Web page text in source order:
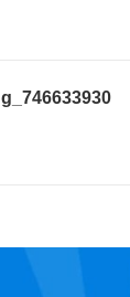
g_746633930